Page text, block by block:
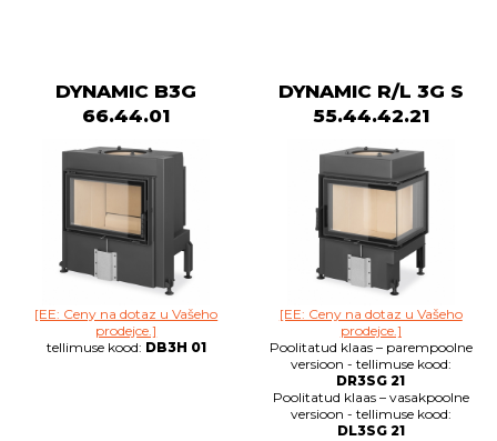
DYNAMIC B3G
66.44.01
[EE: Ceny na dotaz u Vašeho
prodejce.]
tellimuse kood: DB3H 01
DYNAMIC R/L 3G S
55.44.42.21
[EE: Ceny na dotaz u Vašeho
prodejce.]
Poolitatud klaas – parempoolne
versioon - tellimuse kood:
DR3SG 21
Poolitatud klaas – vasakpoolne
versioon - tellimuse kood:
DL3SG 21